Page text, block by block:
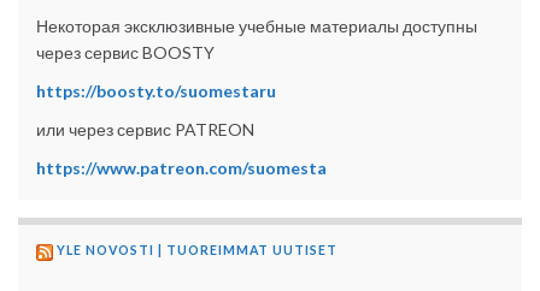
Некоторая эксклюзивные учебные материалы доступны
через сервис BOOSTY
https://boosty.to/suomestaru
или через сервис PATREON
https://www.patreon.com/suomesta
YLE NOVOSTI | TUOREIMMAT UUTISET